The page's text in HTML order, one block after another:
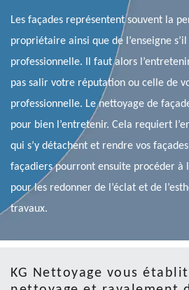
Les façades représentent souvent la
propriétaire ainsi que de l’enseigne s’il
professionnelle. Il faut alors
pas salir votre réputation ou celle de
professionnelle. Le nettoyage de
pour bien l’entretenir. Cela requiert
qui s’y détachent et rendre vos
façadiers pourront ensuite procéder à
pour les redonner de l’éclat et de
travaux.
KG Nettoyage vous